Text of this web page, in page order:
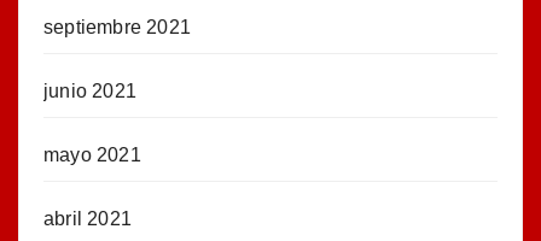
septiembre 2021
junio 2021
mayo 2021
abril 2021